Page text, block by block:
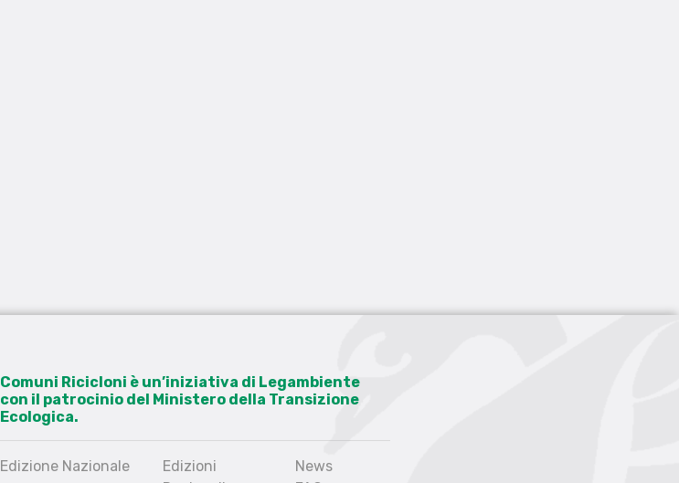
Comuni Ricicloni è un’iniziativa di Legambiente
con il patrocinio del Ministero della Transizione
Ecologica.
Edizione Nazionale
Edizioni
News